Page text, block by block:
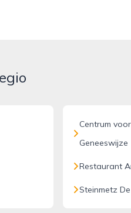
Centrum
Geneeswijze
Restaurant
Steinmetz